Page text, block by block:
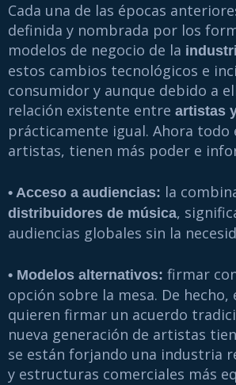
Cada una de las épocas
definida y nombrada por los
modelos de negocio de la
estos cambios tecnológicos e
consumidor y aunque debido a
relación existente entre artistas
prácticamente igual. Ahora
artistas, tienen más poder e
• Acceso a audiencias: la
distribuidores de música,
audiencias globales sin la
• Modelos alternativos: firmar
opción sobre la mesa. De
quieren firmar un acuerdo
nueva generación de artistas
se están forjando una industria
y estructuras comerciales más